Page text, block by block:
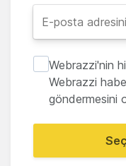
Webrazzi'nin
Webrazzi
göndermesini